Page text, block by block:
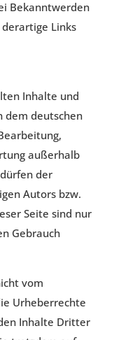
Bekanntwerden
Links
Inhalte und
dem deutschen
außerhalb
der
Autors bzw.
Seite sind nur
Gebrauch
vom
Urheberrechte
Inhalte Dritter